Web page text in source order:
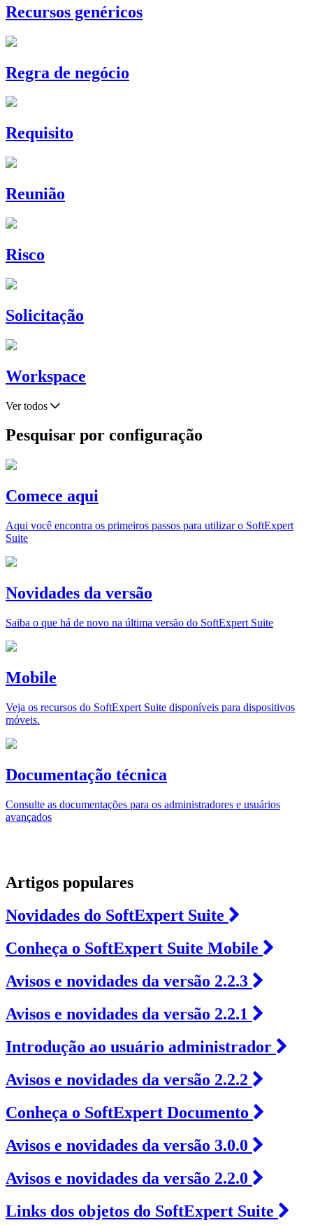
Recursos genéricos
Regra de negócio
Requisito
Reunião
Risco
Solicitação
Workspace
Ver todos
Pesquisar por configuração
Comece aqui
Aqui você encontra os primeiros passos para utilizar o SoftExpert
Suite
Novidades da versão
Saiba o que há de novo na última versão do SoftExpert Suite
Mobile
Veja os recursos do SoftExpert Suite disponíveis para dispositivos
móveis.
Documentação técnica
Consulte as documentações para os administradores e usuários
avançados
Artigos populares
Novidades do SoftExpert Suite
Conheça o SoftExpert Suite Mobile
Avisos e novidades da versão 2.2.3
Avisos e novidades da versão 2.2.1
Introdução ao usuário administrador
Avisos e novidades da versão 2.2.2
Conheça o SoftExpert Documento
Avisos e novidades da versão 3.0.0
Avisos e novidades da versão 2.2.0
Links dos objetos do SoftExpert Suite